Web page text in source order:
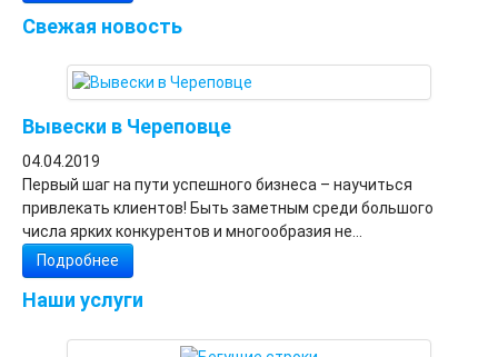
Свежая новость
Вывески в Череповце
04.04.2019
Первый шаг на пути успешного бизнеса – научиться
привлекать клиентов! Быть заметным среди большого
числа ярких конкурентов и многообразия не...
Подробнее
Наши услуги